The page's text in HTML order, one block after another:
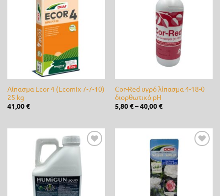
Ferrari(0)
Fito(0)
Fytro seeds (0)
Gardex(0)
Gemma(22)
Giuntini(0)
Hunter
Husqvarna(0)
στη λίστα
επιθυμίας
Λίπασμα Ecor 4 (Ecomix 7-7-10)
25 kg
41,00€
Προσθήκη
στη λίστα
επιθυμίας
Cor-Red υγρό λίπασμα 4-18-0
διορθωτικό pH
5,80€–40,00€
Προσθήκη
στη λίστα
επιθυμίας